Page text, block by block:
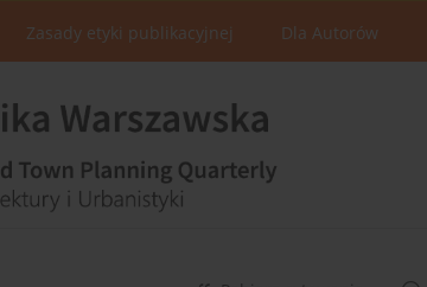
Zasady etyki publikacyjnej Dla Autorów